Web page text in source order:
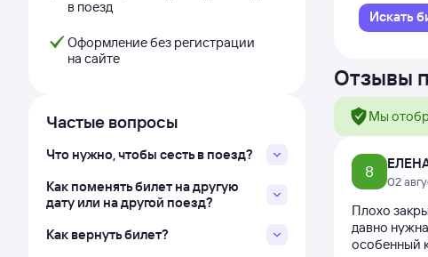
в поезд
Оформление без регистрации
на сайте
Частые вопросы
Что нужно, чтобы сесть в поезд?
Как поменять билет на другую
дату или на другой поезд?
Как вернуть билет?
Искать
Отзывы
Мы
8
02
Плохо
давно
особенный